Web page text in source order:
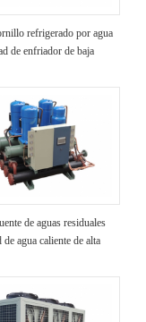
refrigerado por agua
de enfriador de baja
de aguas residuales
agua caliente de alta